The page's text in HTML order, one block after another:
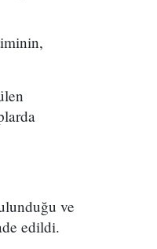
ve
edildi.